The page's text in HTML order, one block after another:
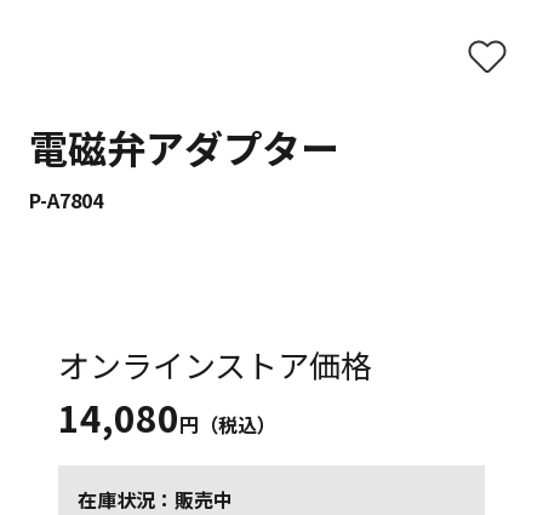
電磁弁アダプター
P-A7804
オンラインストア価格
14,080円（税込）
在庫状況：販売中